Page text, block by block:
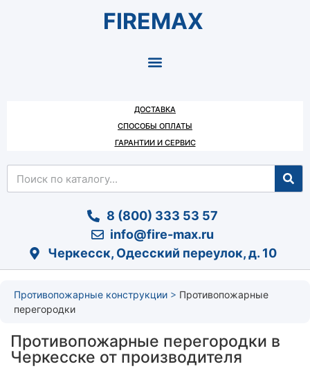
FIREMAX
ДОСТАВКА
СПОСОБЫ ОПЛАТЫ
ГАРАНТИИ И СЕРВИС
8 (800) 333 53 57
info@fire-max.ru
Черкесск, Одесский переулок, д. 10
Противопожарные конструкции > Противопожарные
перегородки
Противопожарные перегородки в
Черкесске от производителя